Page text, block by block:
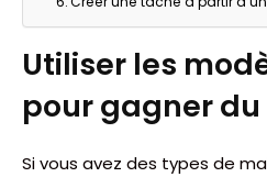
Utiliser les
pour gagner
Si vous avez des types de